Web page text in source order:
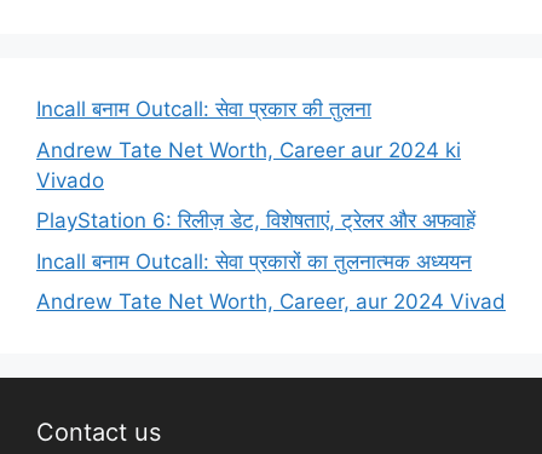
Incall बनाम Outcall: सेवा प्रकार की तुलना
Andrew Tate Net Worth, Career aur 2024 ki
Vivado
PlayStation 6: रिलीज़ डेट, विशेषताएं, ट्रेलर और अफवाहें
Incall बनाम Outcall: सेवा प्रकारों का तुलनात्मक अध्ययन
Andrew Tate Net Worth, Career, aur 2024 Vivad
Contact us